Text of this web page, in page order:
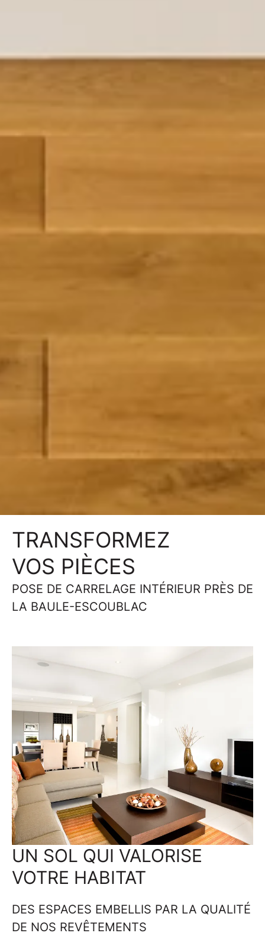
POSE DE CARRELAGE INTÉRIEUR PRÈS DE
LA BAULE-ESCOUBLAC
TRANSFORMEZ
VOS PIÈCES
UN SOL QUI VALORISE
VOTRE HABITAT
DES ESPACES EMBELLIS PAR LA QUALITÉ
DE NOS REVÊTEMENTS